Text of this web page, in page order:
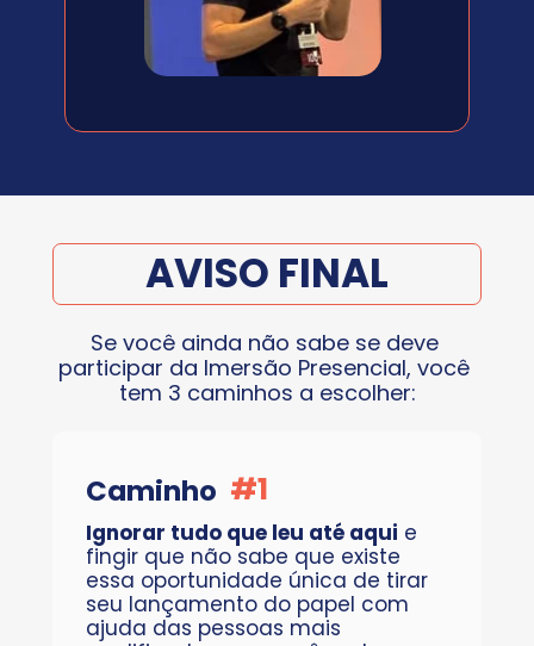
AVISO FINAL
Se você ainda não sabe se deve
participar da Imersão Presencial, você
tem 3 caminhos a escolher:
#1
Caminho
Ignorar tudo que leu até aqui e
fingir que não sabe que existe
essa oportunidade única de tirar
seu lançamento do papel com
ajuda das pessoas mais